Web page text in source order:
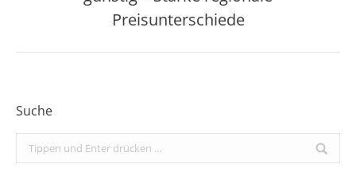
Beitrag:
Preisunterschiede
Suche
Search: